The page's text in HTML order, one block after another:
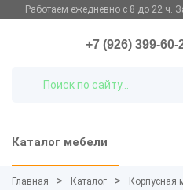
Работаем ежедневно с 8 до 22 ч.
+7 (926) 399-60-
Каталог мебели
Главная Каталог Корпусная